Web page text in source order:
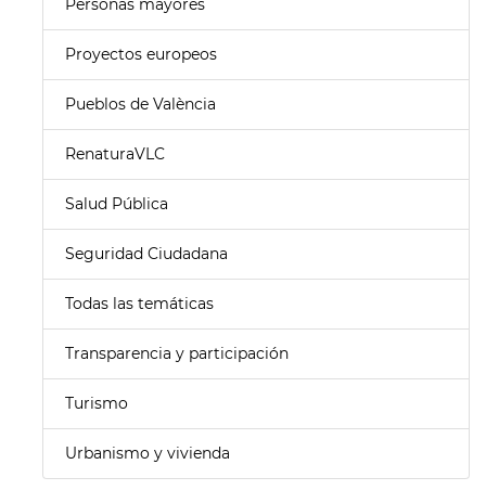
Personas mayores
Proyectos europeos
Pueblos de València
RenaturaVLC
Salud Pública
Seguridad Ciudadana
Todas las temáticas
Transparencia y participación
Turismo
Urbanismo y vivienda